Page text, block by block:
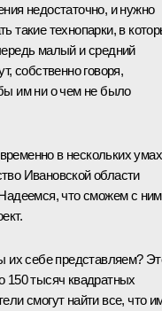
недостаточно, и нужно
такие технопарки, в
малый и средний
собственно говоря,
им ни о чем не было
в нескольких
Ивановской области
что сможем с
их себе представляем?
150 тысяч квадратных
смогут найти все, что